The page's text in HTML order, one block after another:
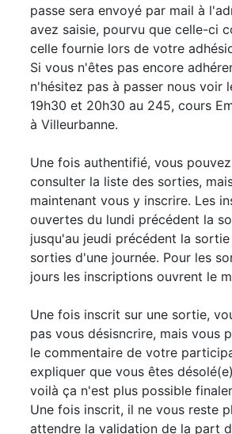
passe sera envoyé par mail à
avez saisie, pourvu que celle-ci
celle fournie lors de votre
Si vous n'êtes pas encore
n'hésitez pas à passer nous voir
19h30 et 20h30 au 245, cours
à Villeurbanne.
Une fois authentifié, vous
consulter la liste des sorties,
maintenant vous y inscrire. Les
ouvertes du lundi précédent la
jusqu'au jeudi précédent la
sorties d'une journée. Pour les
jours les inscriptions ouvrent le
Une fois inscrit sur une sortie,
pas vous désisncrire, mais vous
le commentaire de votre
expliquer que vous êtes
voilà ça n'est plus possible
Une fois inscrit, il ne vous reste
attendre la validation de la part